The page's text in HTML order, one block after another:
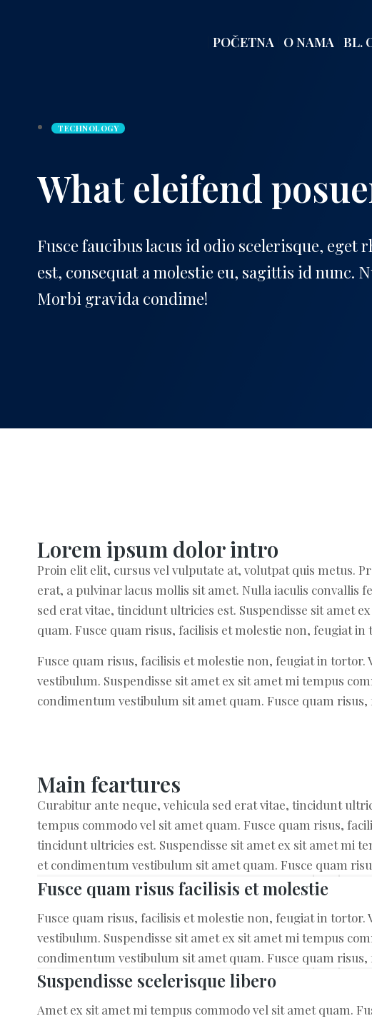
POČETNA O NAMA BL.
TECHNOLOGY
What eleifend
Fusce faucibus lacus id odio scelerisque, eget
est, consequat a molestie eu, sagittis id nunc.
Morbi gravida condime!
Lorem ipsum dolor intro
Proin elit elit, cursus vel vulputate at, volutpat quis metus.
erat, a pulvinar lacus mollis sit amet. Nulla iaculis convallis
sed erat vitae, tincidunt ultricies est. Suspendisse sit amet
quam. Fusce quam risus, facilisis et molestie non, feugiat in
Fusce quam risus, facilisis et molestie non, feugiat in
vestibulum. Suspendisse sit amet ex sit amet mi tempus
condimentum vestibulum sit amet quam. Fusce quam
Main feartures
Curabitur ante neque, vehicula sed erat vitae, tincidunt
tempus commodo vel sit amet quam. Fusce quam risus,
tincidunt ultricies est. Suspendisse sit amet ex sit amet mi
et condimentum vestibulum sit amet quam. Fusce quam
Fusce quam risus facilisis et molestie
Fusce quam risus, facilisis et molestie non, feugiat in
vestibulum. Suspendisse sit amet ex sit amet mi tempus
condimentum vestibulum sit amet quam. Fusce quam
Suspendisse scelerisque libero
Amet ex sit amet mi tempus commodo vel sit amet quam.